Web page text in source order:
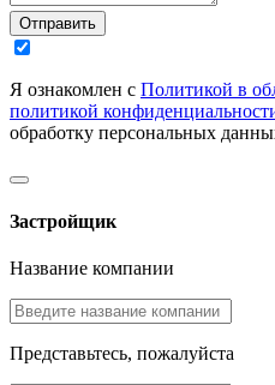
Отправить
Я ознакомлен с Политикой в
политикой
обработку персональных
Застройщик
Название компании
Представьтесь, пожалуйста